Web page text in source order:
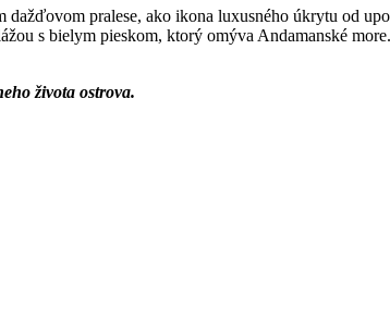
pralese, ako ikona luxusného úkrytu od
s bielym pieskom, ktorý omýva Andamanské
života ostrova.